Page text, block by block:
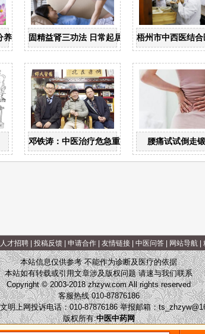
生 固精益肾三功法 日常起居均可做梧州市中西医结
邓铁涛：中医治疗危急重症大有可为腰痛试试倒走
人才招聘| 投稿反馈| 申请合作| 友情链接| 中医问答| 网站导航|
本站信息仅供参考 不能作为诊断及医疗的依据
本站如有转载或引用文章涉及版权问题 请速与我们联系
Copyright © 2003-2018 zhzyw.com All rights reserved
客服热线 010-87876186
明上网投诉电话：010-87876186 举报邮箱：
版权所有:中医中药网